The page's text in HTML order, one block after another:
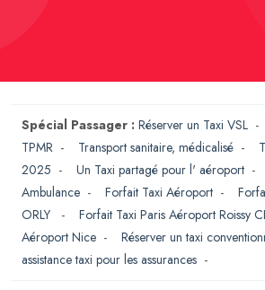
Spécial Passager : Réserver un Taxi VSL -
TPMR - Transport sanitaire, médicalisé -
2025 - Un Taxi partagé pour l' aéroport -
Ambulance - Forfait Taxi Aéroport -
ORLY
- Forfait Taxi Paris Aéroport Roissy
Aéroport Nice - Réserver un taxi
assistance taxi pour les assurances -